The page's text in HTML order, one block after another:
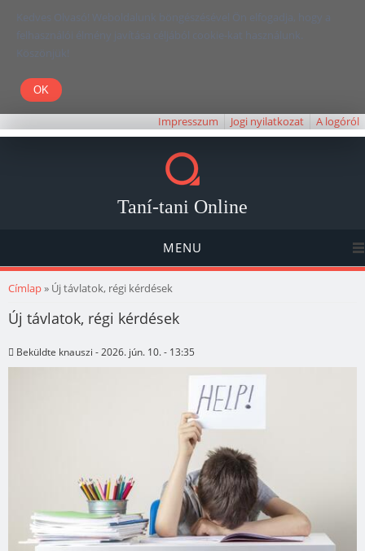
Kedves Olvasó! Weboldalunk böngészésével Ön elfogadja, hogy a
felhasználói élmény javítása céljából cookie-kat használunk.
Köszönjük!
Impresszum Jogi nyilatkozat A logóról
Taní-tani Online
MENU
Jelenlegi hely
Címlap» Új távlatok, régi kérdések
Új távlatok, régi kérdések
Beküldte knauszi - 2026. jún. 10. - 13:35